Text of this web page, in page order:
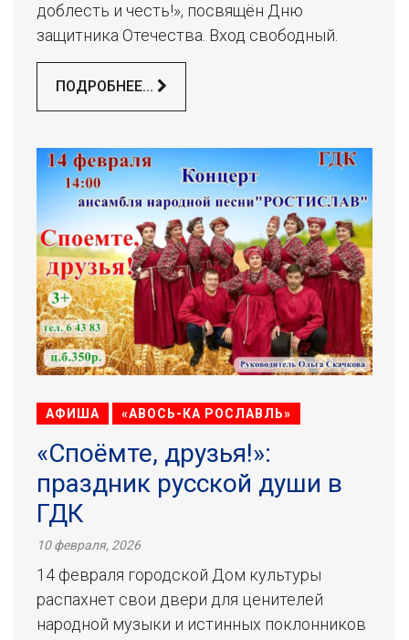
доблесть и честь!», посвящён Дню
защитника Отечества. Вход свободный.
ПОДРОБНЕЕ...
АФИША «АВОСЬ-КА РОСЛАВЛЬ»
«Споёмте, друзья!»:
праздник русской души в
ГДК
10 февраля, 2026
14 февраля городской Дом культуры
распахнет свои двери для ценителей
народной музыки и истинных поклонников